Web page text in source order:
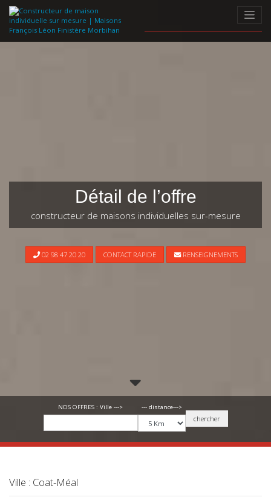
Skip
content
Détail de l’offre
constructeur de maisons individuelles sur-mesure
02 98 47 20 20 CONTACT RAPIDE RENSEIGNEMENTS
NOS OFFRES : Ville ---> --- distance--->
chercher
Ville : Coat-Méal